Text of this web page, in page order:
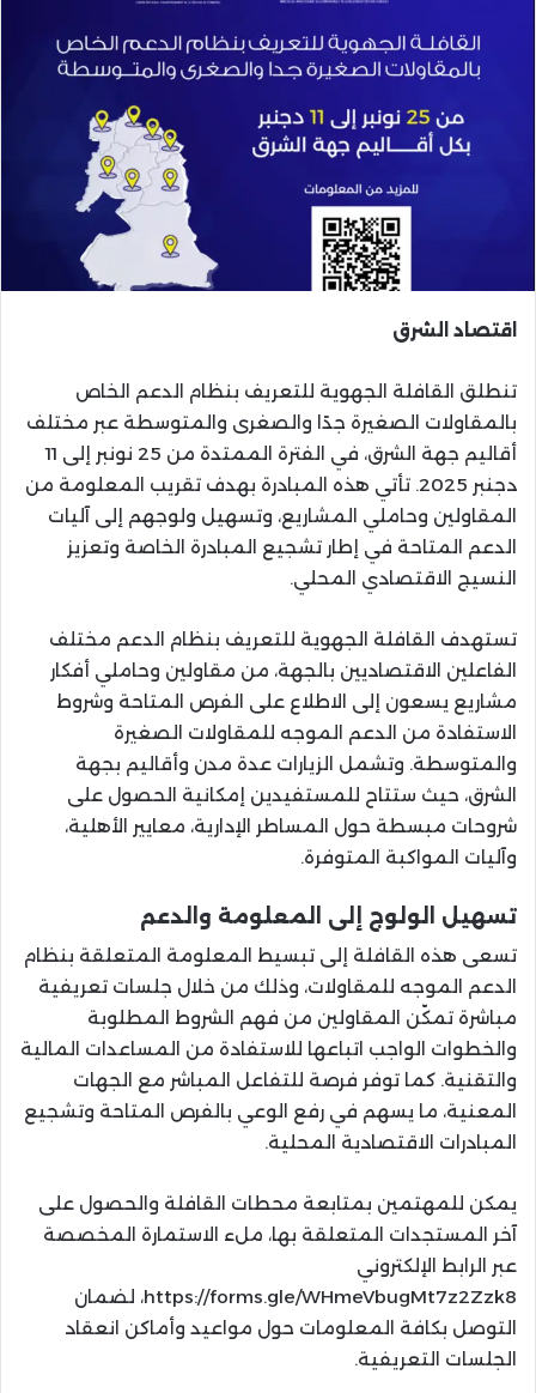
اقتصاد الشرق
تنطلق القافلة الجهوية للتعريف بنظام الدعم الخاص
بالمقاولات الصغيرة جدًا والصغرى والمتوسطة عبر مختلف
أقاليم جهة الشرق، في الفترة الممتدة من 25 نونبر إلى 11
دجنبر 2025. تأتي هذه المبادرة بهدف تقريب المعلومة من
المقاولين وحاملي المشاريع، وتسهيل ولوجهم إلى آليات
الدعم المتاحة في إطار تشجيع المبادرة الخاصة وتعزيز
النسيج الاقتصادي المحلي.
تستهدف القافلة الجهوية للتعريف بنظام الدعم مختلف
الفاعلين الاقتصاديين بالجهة، من مقاولين وحاملي أفكار
مشاريع يسعون إلى الاطلاع على الفرص المتاحة وشروط
الاستفادة من الدعم الموجه للمقاولات الصغيرة
والمتوسطة. وتشمل الزيارات عدة مدن وأقاليم بجهة
الشرق، حيث ستتاح للمستفيدين إمكانية الحصول على
شروحات مبسطة حول المساطر الإدارية، معايير الأهلية،
وآليات المواكبة المتوفرة.
تسهيل الولوج إلى المعلومة والدعم
تسعى هذه القافلة إلى تبسيط المعلومة المتعلقة بنظام
الدعم الموجه للمقاولات، وذلك من خلال جلسات تعريفية
مباشرة تمكّن المقاولين من فهم الشروط المطلوبة
والخطوات الواجب اتباعها للاستفادة من المساعدات المالية
والتقنية. كما توفر فرصة للتفاعل المباشر مع الجهات
المعنية، ما يسهم في رفع الوعي بالفرص المتاحة وتشجيع
المبادرات الاقتصادية المحلية.
يمكن للمهتمين بمتابعة محطات القافلة والحصول على
آخر المستجدات المتعلقة بها، ملء الاستمارة المخصصة
عبر الرابط الإلكتروني
https://forms.gle/WHmeVbugMt7z2Zzk8، لضمان
التوصل بكافة المعلومات حول مواعيد وأماكن انعقاد
الجلسات التعريفية.